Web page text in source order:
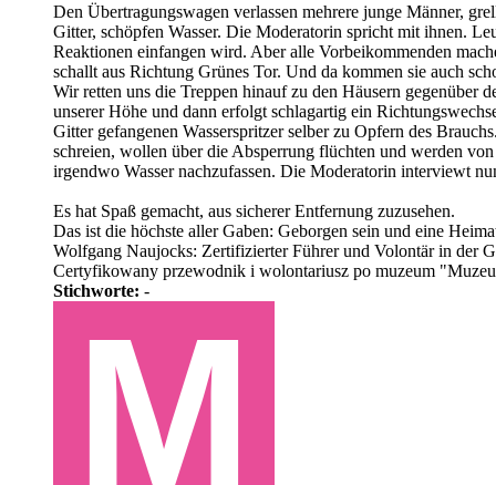
Den Übertragungswagen verlassen mehrere junge Männer,
Gitter, schöpfen Wasser. Die Moderatorin spricht mit ihnen.
Reaktionen einfangen wird. Aber alle Vorbeikommenden
schallt aus Richtung Grünes Tor. Und da kommen sie auch
Wir retten uns die Treppen hinauf zu den Häusern gegenüber
unserer Höhe und dann erfolgt schlagartig ein
Gitter gefangenen Wasserspritzer selber zu Opfern des
schreien, wollen über die Absperrung flüchten und werden
irgendwo Wasser nachzufassen. Die Moderatorin interviewt
Es hat Spaß gemacht, aus sicherer Entfernung zuzusehen.
Das ist die höchste aller Gaben: Geborgen sein und eine
Wolfgang Naujocks: Zertifizierter Führer und Volontär in der
Certyfikowany przewodnik i wolontariusz po muzeum
Stichworte: -